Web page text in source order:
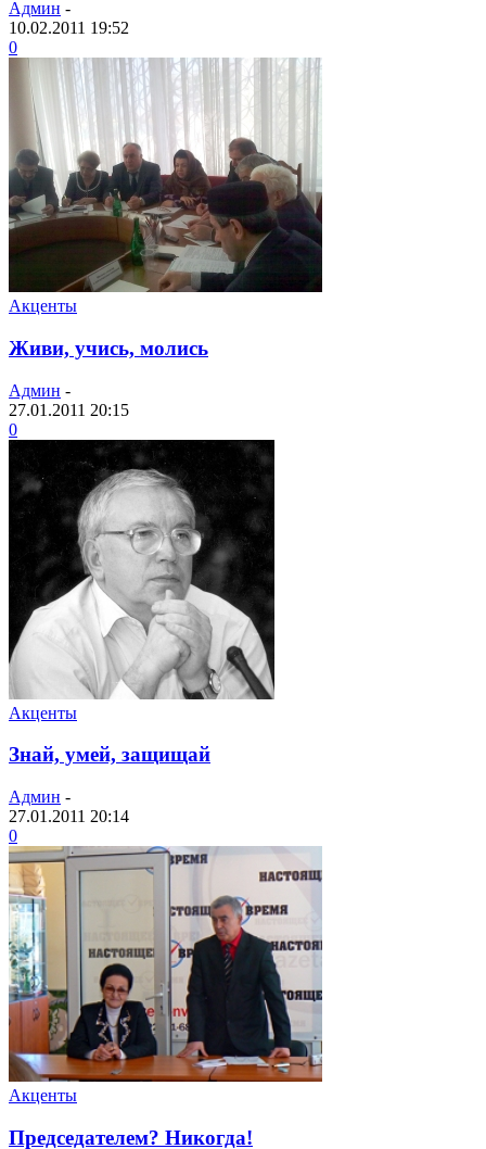
Админ -
10.02.2011 19:52
0
Акценты
Живи, учись, молись
Админ -
27.01.2011 20:15
0
Акценты
Знай, умей, защищай
Админ -
27.01.2011 20:14
0
Акценты
Председателем? Никогда!